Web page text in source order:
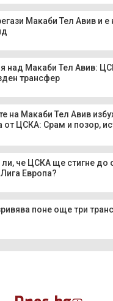
Макаби Тел Авив и е
над Макаби Тел Авив:
трансфер
на Макаби Тел Авив
от ЦСКА: Срам и позор,
ли, че ЦСКА ще стигне до
Европа?
поне още три